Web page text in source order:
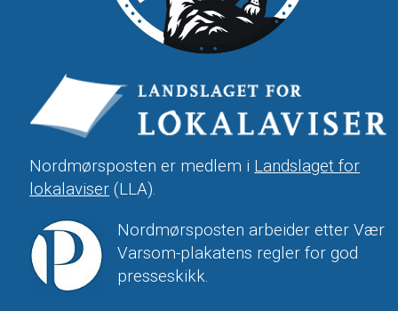
Nordmørsposten er medlem i Landslaget for
lokalaviser (LLA).
Nordmørsposten arbeider etter Vær
Varsom-plakatens regler for god
presseskikk.